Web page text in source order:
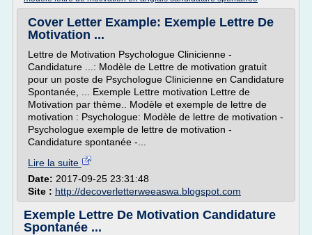
Cover Letter Example: Exemple Lettre De
Motivation ...
Lettre de Motivation Psychologue Clinicienne -
Candidature ...: Modèle de Lettre de motivation gratuit
pour un poste de Psychologue Clinicienne en Candidature
Spontanée, ... Exemple Lettre motivation Lettre de
Motivation par thème.. Modèle et exemple de lettre de
motivation : Psychologue: Modèle de lettre de motivation -
Psychologue exemple de lettre de motivation -
Candidature spontanée -...
Lire la suite
Date: 2017-09-25 23:31:48
Site : http://decoverletterweeaswa.blogspot.com
Exemple Lettre De Motivation Candidature
Spontanée ...